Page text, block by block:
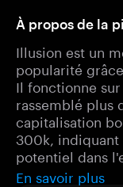
À propos de la
Illusion est un
popularité
Il fonctionne
rassemblé plus
capitalisation
300k, indiquant
potentiel dans
En savoir plus